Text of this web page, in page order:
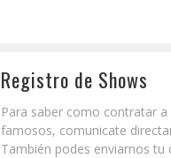
Registro de Shows
Para saber como contratar
famosos, comunicate
También podes enviarnos